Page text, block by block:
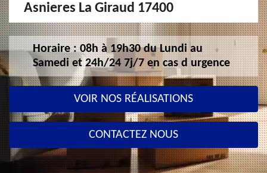
Asnieres La Giraud 17400
Horaire : 08h à 19h30 du Lundi au
Samedi et 24h/24 7j/7 en cas d urgence
VOIR NOS RÉALISATIONS
CONTACTEZ NOUS